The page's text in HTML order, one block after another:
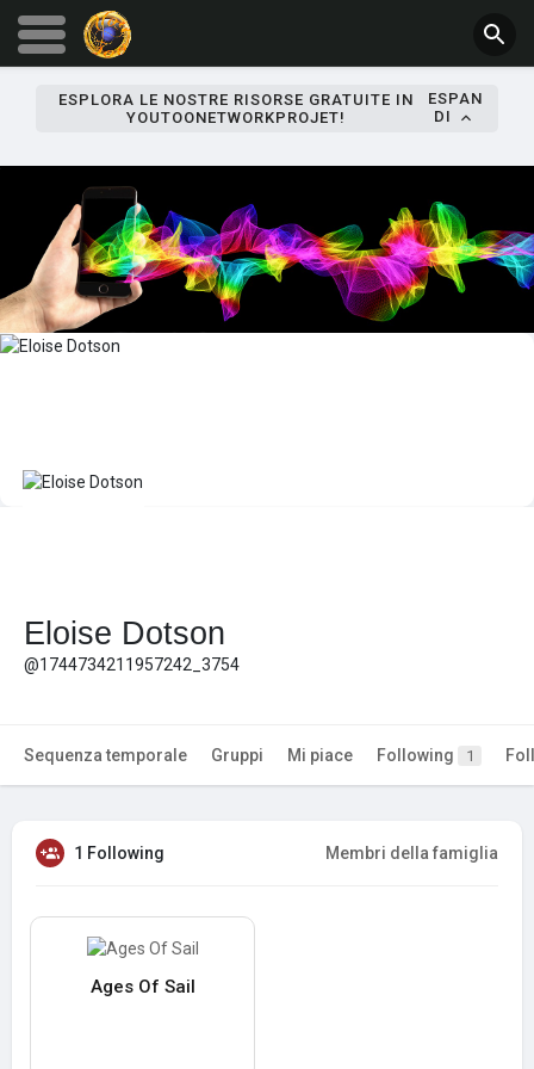
ESPLORA LE NOSTRE RISORSE GRATUITE IN
YOUTOONETWORKPROJET!
ESPAN
DI
Eloise Dotson
@1744734211957242_3754
Sequenza temporale Gruppi Mi piace Following 1
1 Following Membri della famiglia
Ages Of Sail